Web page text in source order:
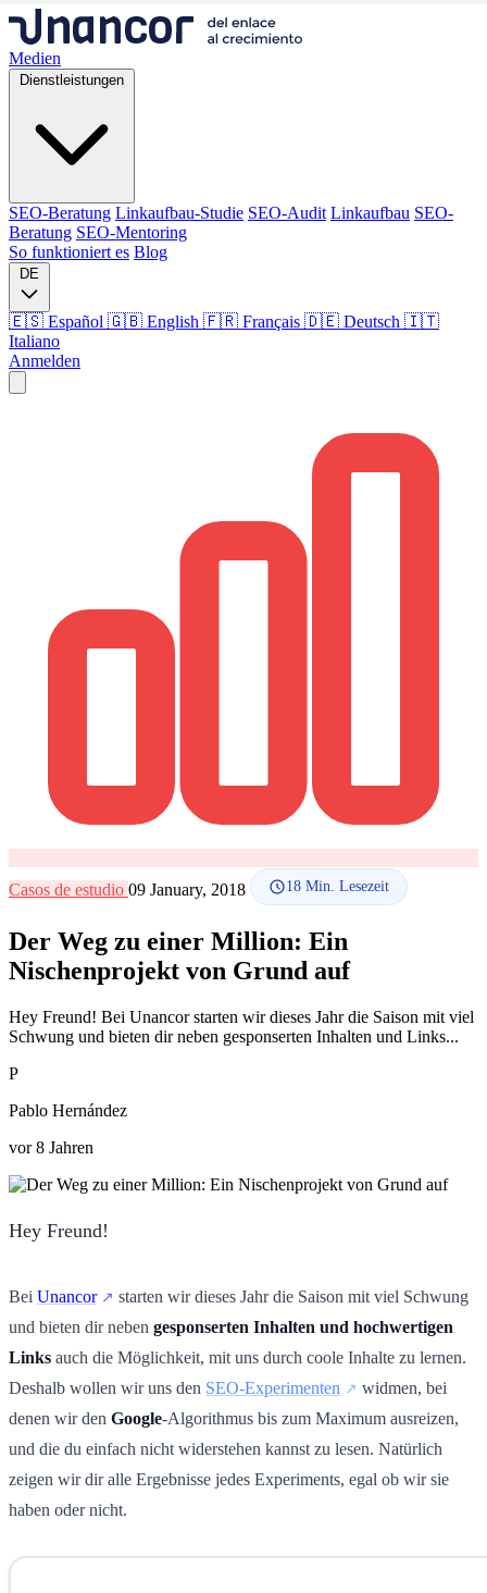
Medien
Dienstleistungen
SEO-Beratung Linkaufbau-Studie SEO-Audit Linkaufbau SEO-
Beratung SEO-Mentoring
So funktioniert es Blog
DE
🇪🇸 Español 🇬🇧 English 🇫🇷 Français 🇩🇪 Deutsch 🇮🇹
Italiano
Anmelden
Linkaufbau-Studie SEO-Audit
Sprache
Casos de estudio 09 January, 2018 18 Min. Lesezeit
Der Weg zu einer Million: Ein
Nischenprojekt von Grund auf
Hey Freund! Bei Unancor starten wir dieses Jahr die Saison mit viel
Schwung und bieten dir neben gesponserten Inhalten und Links...
P
Pablo Hernández
vor 8 Jahren
Hey Freund!
Bei Unancor
starten wir dieses Jahr die Saison mit viel Schwung
und bieten dir neben gesponserten Inhalten und hochwertigen
Links auch die Möglichkeit, mit uns durch coole Inhalte zu lernen.
Deshalb wollen wir uns den SEO-Experimenten
widmen, bei
denen wir den Google-Algorithmus bis zum Maximum ausreizen,
und die du einfach nicht widerstehen kannst zu lesen. Natürlich
zeigen wir dir alle Ergebnisse jedes Experiments, egal ob wir sie
haben oder nicht.